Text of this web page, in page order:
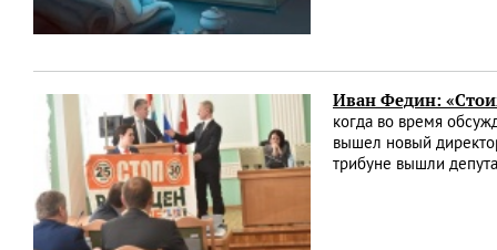
Иван Федин:
когда во время
вышел новый
трибуне вышли